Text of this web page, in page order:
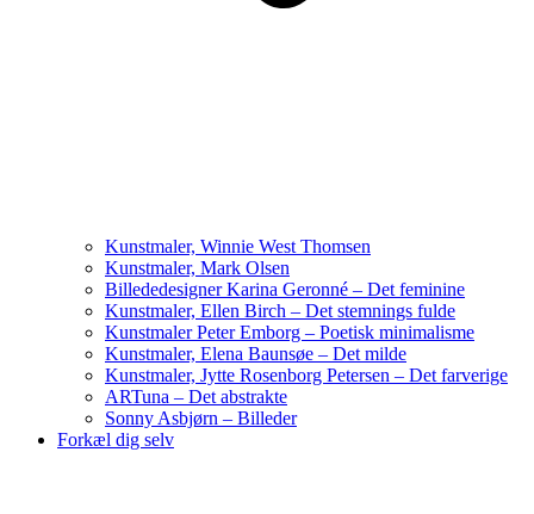
Kunstmaler, Winnie West Thomsen
Kunstmaler, Mark Olsen
Billededesigner Karina Geronné – Det feminine
Kunstmaler, Ellen Birch – Det stemnings fulde
Kunstmaler Peter Emborg – Poetisk minimalisme
Kunstmaler, Elena Baunsøe – Det milde
Kunstmaler, Jytte Rosenborg Petersen – Det farverige
ARTuna – Det abstrakte
Sonny Asbjørn – Billeder
Forkæl dig selv